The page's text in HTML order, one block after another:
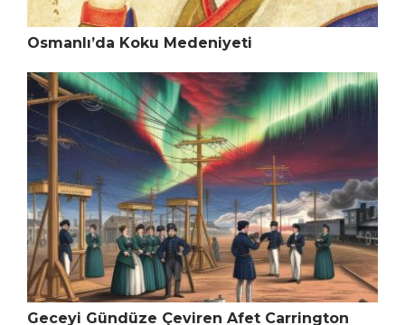
Osmanlı’da Koku Medeniyeti
Geceyi Gündüze Çeviren Afet Carrington